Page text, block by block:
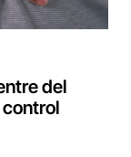
del
control